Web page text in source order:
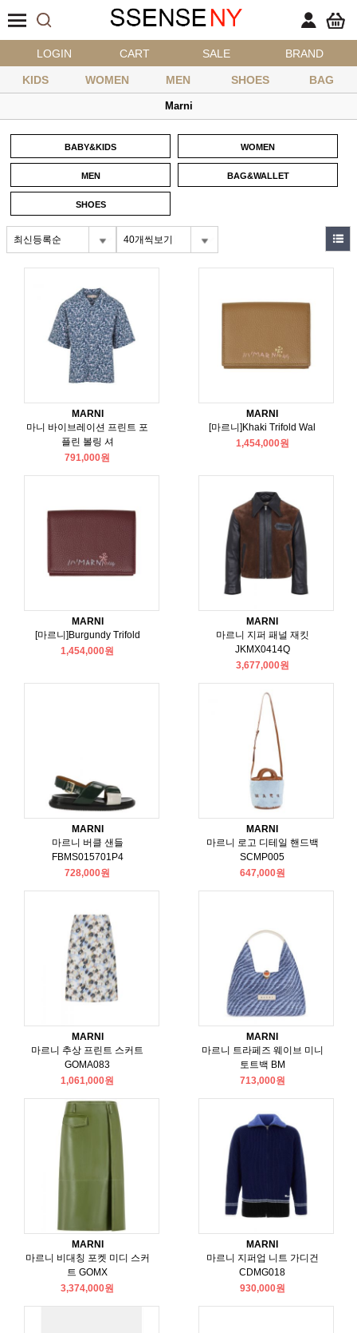
LOGIN CART SALE BRAND
KIDS WOMEN MEN SHOES BAG
Marni
BABY&KIDS WOMEN
MEN BAG&WALLET
SHOES
최신등록순 40개씩보기
MARNI
마니 바이브레이션 프린트 포
플린 볼링 셔
791,000원
MARNI
[마르니]Khaki Trifold Wal
1,454,000원
MARNI
[마르니]Burgundy Trifold
1,454,000원
MARNI
마르니 지퍼 패널 재킷
JKMX0414Q
3,677,000원
MARNI
마르니 버클 샌들
FBMS015701P4
728,000원
MARNI
마르니 로고 디테일 핸드백
SCMP005
647,000원
MARNI
마르니 추상 프린트 스커트
GOMA083
1,061,000원
MARNI
마르니 트라페즈 웨이브 미니
토트백 BM
713,000원
MARNI
마르니 비대칭 포켓 미디 스커
트 GOMX
3,374,000원
MARNI
마르니 지퍼업 니트 가디건
CDMG018
930,000원